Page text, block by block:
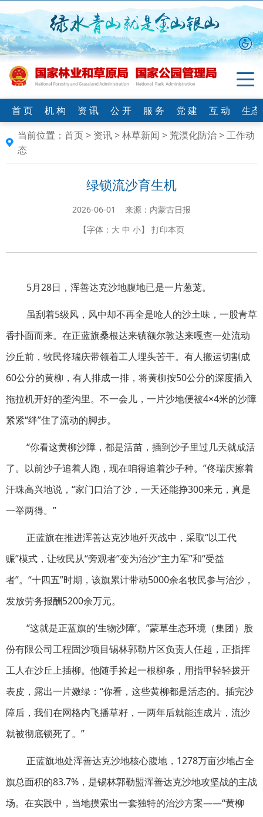
首 页 机 构 资 讯 公 开 服 务 党 建 互 动
生
当前位置： 首页> 资讯>林草新闻 >荒漠化防治>工作动
态
绿锁流沙育生机
2026-06-01 来源：内蒙古日报
【字体： 大 中 小】 打印本页
5月28日，浑善达克沙地腹地已是一片葱茏。
虽刮着5级风，风中却不再全是呛人的沙土味，一股青草
香扑面而来。在正蓝旗桑根达来镇额尔敦达来嘎查一处流动
沙丘前，牧民佟瑞庆带领着工人埋头苦干。有人搬运切割成
60公分的黄柳，有人排成一排，将黄柳按50公分的深度插入
拖拉机开好的垄沟里。不一会儿，一片沙地便被4×4米的沙障
紧紧“绊”住了流动的脚步。
“你看这黄柳沙障，都是活苗，插到沙子里过几天就成活
了。以前沙子追着人跑，现在咱得追着沙子种。”佟瑞庆擦着
汗珠高兴地说，“家门口治了沙，一天还能挣300来元，真是
一举两得。”
正蓝旗在推进浑善达克沙地歼灭战中，采取“以工代
赈”模式，让牧民从“旁观者”变为治沙“主力军”和“受益
者”。“十四五”时期，该旗累计带动5000余名牧民参与治沙，
发放劳务报酬5200余万元。
“这就是正蓝旗的‘生物沙障’。”蒙草生态环境（集团）股
份有限公司工程固沙项目锡林郭勒片区负责人任超，正指挥
工人在沙丘上插柳。他随手捡起一根柳条，用指甲轻轻拨开
表皮，露出一片嫩绿：“你看，这些黄柳都是活态的。插完沙
障后，我们在网格内飞播草籽，一两年后就能连成片，流沙
就被彻底锁死了。”
正蓝旗地处浑善达克沙地核心腹地，1278万亩沙地占全
旗总面积的83.7%，是锡林郭勒盟浑善达克沙地攻坚战的主战
场。在实践中，当地摸索出一套独特的治沙方案——“黄柳